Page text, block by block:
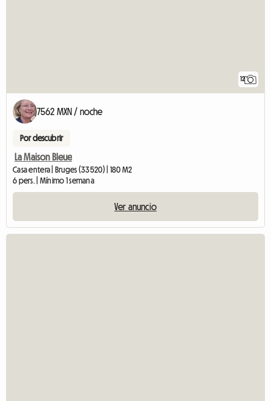
12
7562 MXN / noche
Por descubrir
La Maison Bleue
Casa entera | Bruges (33520) | 180 M2
6 pers. | Mínimo 1 semana
Ver anuncio